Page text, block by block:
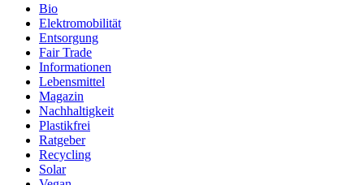
Bio
Elektromobilität
Entsorgung
Fair Trade
Informationen
Lebensmittel
Magazin
Nachhaltigkeit
Plastikfrei
Ratgeber
Recycling
Solar